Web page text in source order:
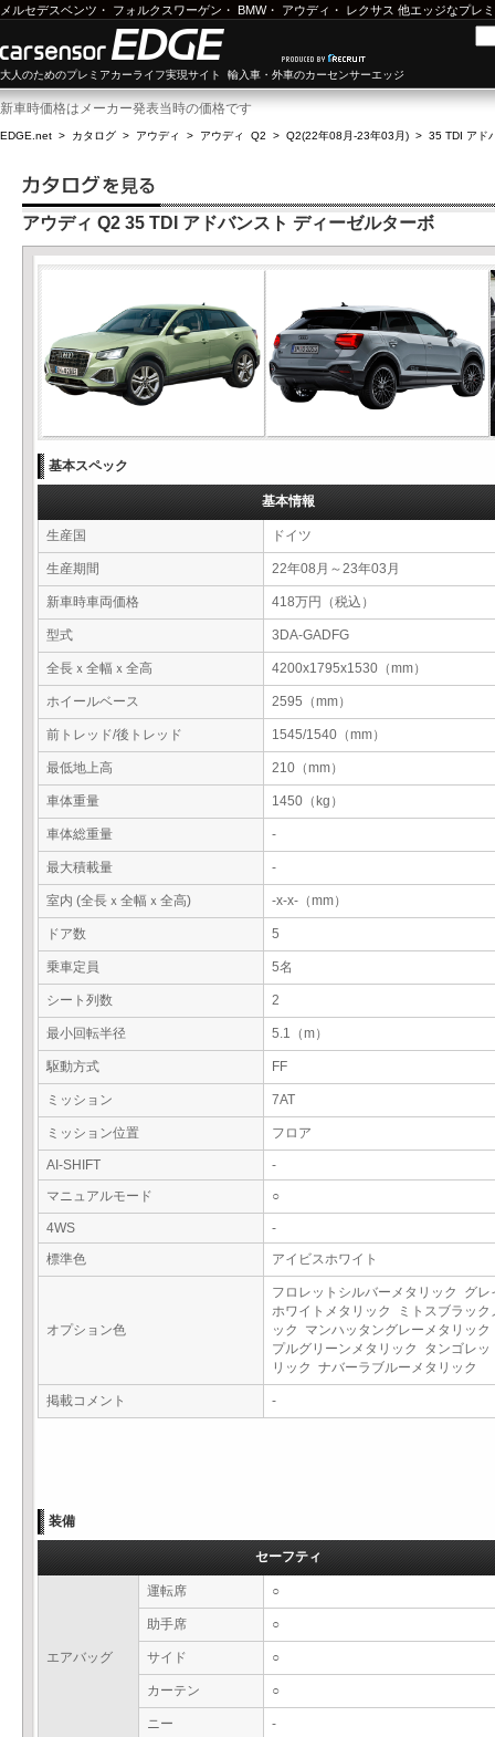
メルセデスベンツ ・ フォルクスワーゲン ・ BMW・ アウディ ・ レクサス 他エッジなプレ
大人のためのプレミアカーライフ実現サイト 輸入車・外車のカーセンサーエッジ
新車時価格はメーカー発表当時の価格です
EDGE.net > カタログ > アウディ > アウディ Q2 > Q2(22年08月-23年03月) > 35 TDI アド
アウディ Q2 35 TDI アドバンスト ディーゼルターボ
基本スペック
基本情報
生産国 ドイツ
生産期間 22年08月～23年03月
新車時車両価格 418万円（税込）
型式 3DA-GADFG
全長ｘ全幅ｘ全高 4200x1795x1530（mm）
ホイールベース 2595（mm）
前トレッド/後トレッド 1545/1540（mm）
最低地上高 210（mm）
車体重量 1450（kg）
車体総重量 -
最大積載量 -
室内 (全長ｘ全幅ｘ全高) -x-x-（mm）
ドア数 5
乗車定員 5名
シート列数 2
最小回転半径 5.1（m）
駆動方式 FF
ミッション 7AT
ミッション位置 フロア
AI-SHIFT
-
マニュアルモード
○
4WS
-
標準色
アイビスホワイト
オプション色
フロレットシルバーメタリック グレ
ホワイトメタリック ミトスブラック
ック マンハッタングレーメタリッ
プルグリーンメタリック タンゴレッ
リック ナバーラブルーメタリック
掲載コメント -
装備
セーフティ
エアバッグ
運転席 ○
助手席 ○
サイド ○
カーテン ○
ニー -